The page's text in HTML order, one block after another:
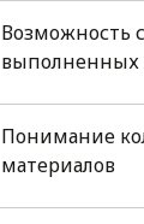
Возможность
выполненных
Понимание
материалов